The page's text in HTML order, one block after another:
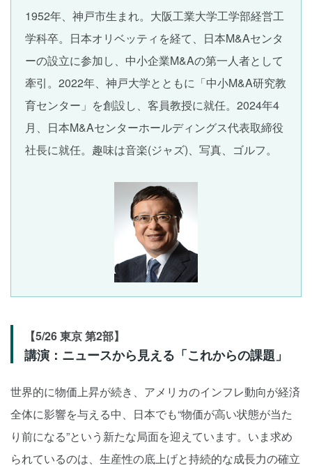
1952年、神戸市生まれ。大阪工業大学工学部経営工
学科卒。日本オリベッティを経て、日本M&Aセンタ
ーの設立に参加し、中小企業M&Aの第一人者として
牽引。2022年、神戸大学とともに「中小M&A研究教
育センター」を創設し、客員教授に就任。2024年4
月、日本M&Aセンターホールディングス代表取締役
社長に就任。趣味は音楽(ジャズ)、写真、ゴルフ。
【5/26 東京 第2部】
講演：ニュースから見える「これからの課題」
世界的に物価上昇が続き、アメリカのインフレ動向が経済
全体に影響を与える中、日本でも“物価が高い状態が当た
り前になる”という新たな局面を迎えています。いま求め
られているのは、生産性の底上げと持続的な成長力の確立